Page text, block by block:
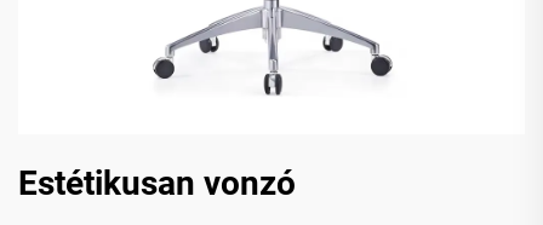
Estétikusan vonzó